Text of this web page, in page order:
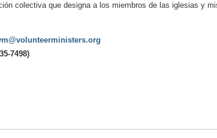
colectiva que designa a los miembros de las iglesias y
7498)